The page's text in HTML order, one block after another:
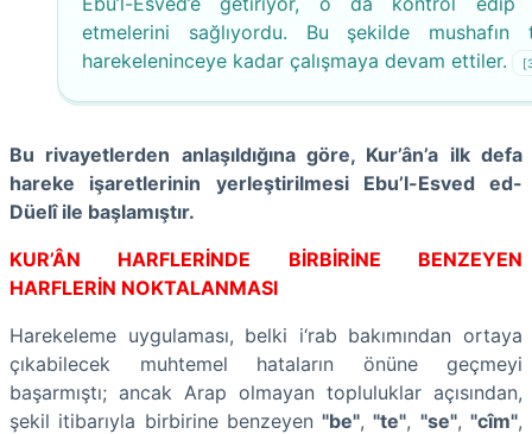
etmelerini sağlıyordu. Bu şekilde mushafın
harekeleninceye kadar çalışmaya devam ettiler.
Bu rivayetlerden anlaşıldığına göre, Kur’ân’a ilk defa
hareke işaretlerinin yerleştirilmesi Ebu’l-Esved ed-
Düelî ile başlamıştır.
KUR’ÂN HARFLERİNDE BİRBİRİNE BENZEYEN
HARFLERİN NOKTALANMASI
Harekeleme uygulaması, belki i‘rab bakımından ortaya
çıkabilecek muhtemel hataların önüne geçmeyi
başarmıştı; ancak Arap olmayan topluluklar açısından,
şekil itibarıyla birbirine benzeyen"be","te", "se","cîm",